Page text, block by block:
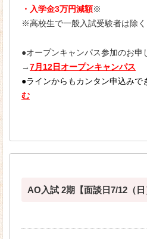
キャンパスライフ
在校生の１日
ほせんデータ
学生サポート
よくあるご質問 アクセ
・入学金3万円減額※
※高校生で一般入試受験者は除く
●オープンキャンパス参加のお申
→7月12日オープンキャンパス
●ラインからもカンタン申込みで
む
AO入試 2期【面談日7/12（